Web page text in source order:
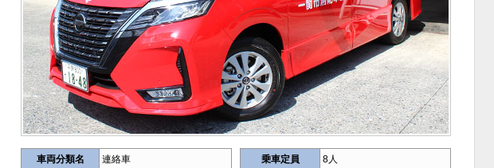
車両分類名 連絡車 乗車定員 8人